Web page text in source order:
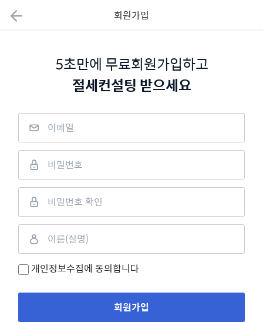
회원가입
5초만에 무료회원가입하고
절세컨설팅 받으세요
개인정보수집에 동의합니다
회원가입